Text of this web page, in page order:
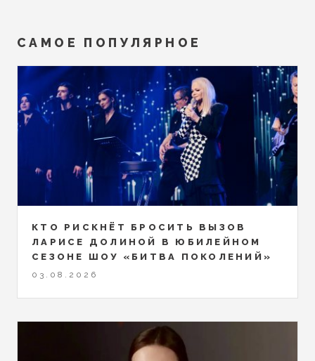
САМОЕ ПОПУЛЯРНОЕ
КТО РИСКНЁТ БРОСИТЬ ВЫЗОВ
ЛАРИСЕ ДОЛИНОЙ В ЮБИЛЕЙНОМ
СЕЗОНЕ ШОУ «БИТВА ПОКОЛЕНИЙ»
03.08.2026